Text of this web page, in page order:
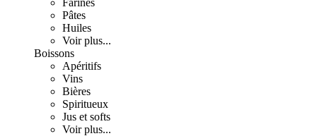
Farines
Pâtes
Huiles
Voir plus...
Boissons
Apéritifs
Vins
Bières
Spiritueux
Jus et softs
Voir plus...